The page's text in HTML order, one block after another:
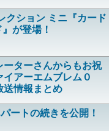
クション ミニ『カード
が登場！
ターさんからもお祝
アーエムブレム０
送情報まとめ
ートの続きを公開！